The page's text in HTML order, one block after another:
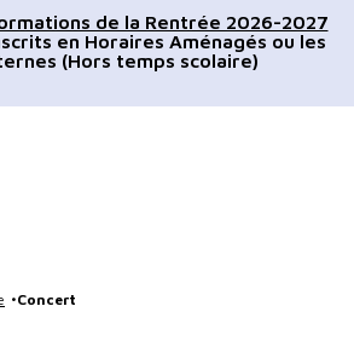
recherche
de
page
du
site
de la Rentrée 2026-2027
en Horaires Aménagés ou les
(Hors temps scolaire)
Concert